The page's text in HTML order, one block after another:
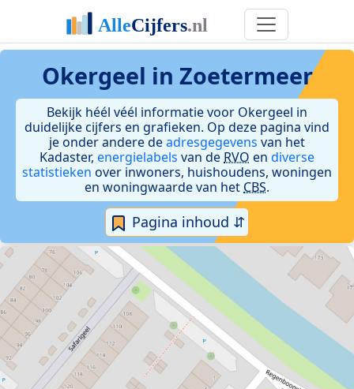
Okergeel in Zoetermeer
Bekijk héél véél informatie voor Okergeel in
duidelijke cijfers en grafieken. Op deze pagina vind
je onder andere deadresgegevens van het
Kadaster, energielabels van de RVO en diverse
statistieken over inwoners, huishoudens, woningen
en woningwaarde van het CBS.
Pagina inhoud ⇵